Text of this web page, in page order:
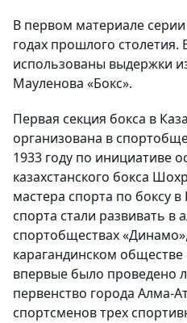
В первом материале
годах прошлого столетия.
использованы выдержки
Мауленова «Бокс».
Первая секция бокса в
организована в
1933 году по инициативе
казахстанского бокса
мастера спорта по боксу в
спорта стали развивать в
спортобществах
карагандинском
впервые было проведено
первенство города Алма-
спортсменов трех